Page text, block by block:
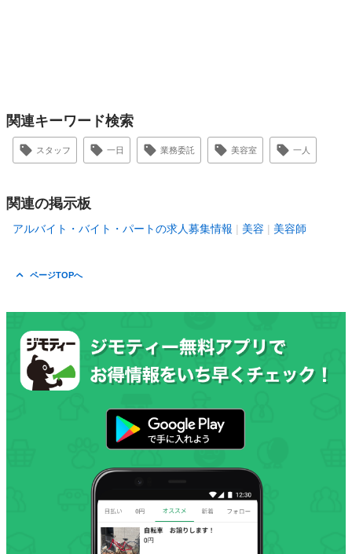
関連キーワード検索
スタッフ 一日 業務委託 美容室 一人
関連の掲示板
アルバイト・バイト・パートの求人募集情報 美容 美容師
ページTOPへ